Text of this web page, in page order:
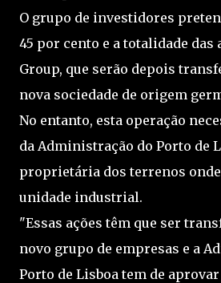
O grupo de investidores
45 por cento e a totalidade das
Group, que serão depois
nova sociedade de origem
No entanto, esta operação
da Administração do Porto de
proprietária dos terrenos
unidade industrial.
"Essas ações têm que ser
novo grupo de empresas e a
Porto de Lisboa tem de